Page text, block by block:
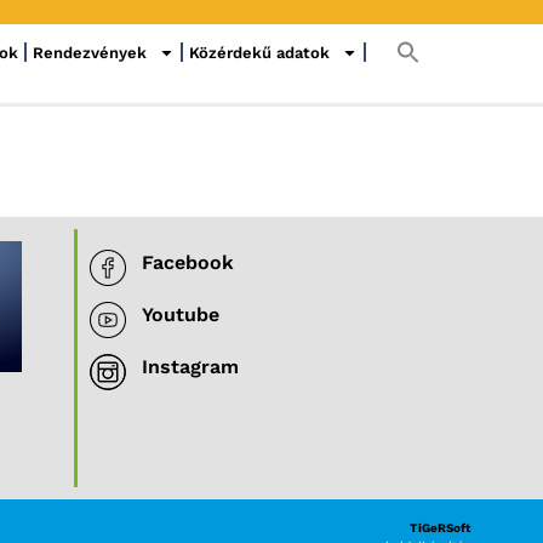
Rendezvények Közérdekű adatok
Facebook
Youtube
Instagram
TiGeRSoft